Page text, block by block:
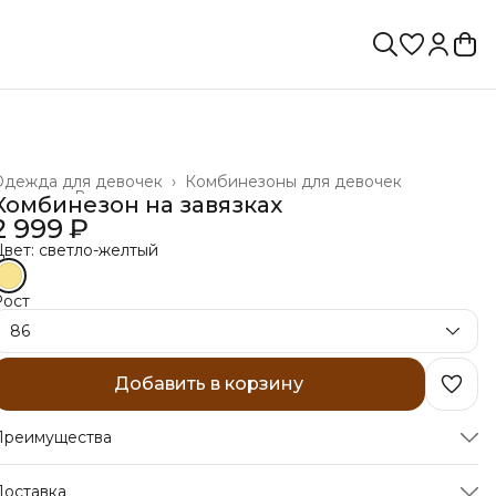
Комбинезоны для девочек
для девочек ›
Все товары
› на завязках
999 ₽
светло-желтый
86
Добавить в корзину
Оплата частями в Сплит